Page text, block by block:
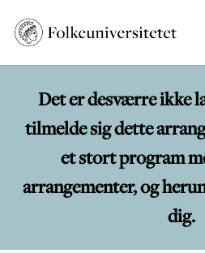
Det er desværre ikke
tilmelde sig dette
et stort program
arrangementer, og
dig.